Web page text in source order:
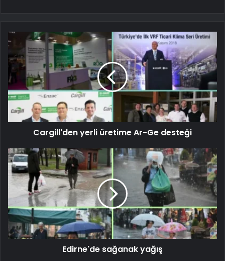
Cargill'den yerli üretime Ar-Ge desteği
Edirne'de sağanak yağış